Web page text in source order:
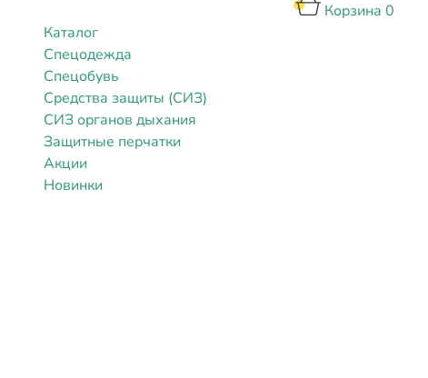
Корзина 0
Каталог
Спецодежда
Спецобувь
Средства защиты (СИЗ)
СИЗ органов дыхания
Защитные перчатки
Акции
Новинки